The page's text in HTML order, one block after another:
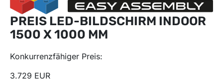
PREIS LED-BILDSCHIRM INDOOR
1500 X 1000 MM
Konkurrenzfähiger Preis:
3.729 EUR